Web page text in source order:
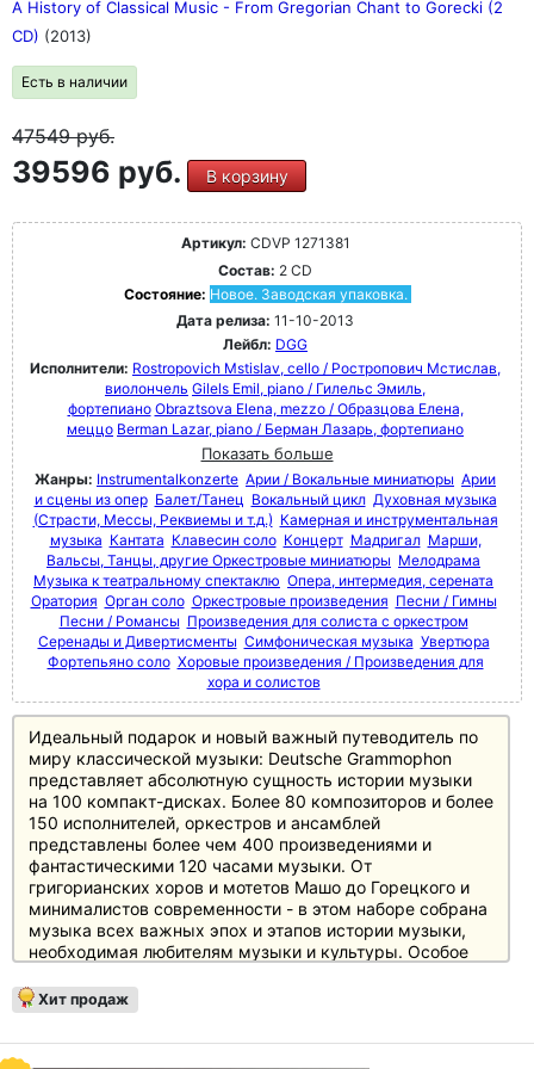
A History of Classical Music - From Gregorian Chant to Gorecki (2
CD) (2013)
Есть в наличии
47549руб.
39596 руб. В корзину
Артикул: CDVP 1271381
Состав: 2 CD
Состояние: Новое. Заводская упаковка.
Дата релиза: 11-10-2013
Лейбл: DGG
Исполнители: Rostropovich Mstislav, cello / Ростропович Мстислав,
виолончель Gilels Emil, piano / Гилельс Эмиль,
фортепиано Obraztsova Elena, mezzo / Образцова Елена,
меццо Berman Lazar, piano / Берман Лазарь, фортепиано
Показать больше
Жанры: Instrumentalkonzerte Арии / Вокальные миниатюры Арии
и сцены из опер Балет/Танец Вокальный цикл Духовная музыка
(Страсти, Мессы, Реквиемы и т.д.) Камерная и инструментальная
музыка Кантата Клавесин соло Концерт Мадригал Марши,
Вальсы, Танцы, другие Оркестровые миниатюры Мелодрама
Музыка к театральному спектаклю Опера, интермедия, серената
Оратория Орган соло Оркестровые произведения Песни / Гимны
Песни / Романсы Произведения для солиста с оркестром
Серенады и Дивертисменты Симфоническая музыка Увертюра
Фортепьяно соло Хоровые произведения / Произведения для
хора и солистов
Идеальный подарок и новый важный путеводитель по
миру классической музыки: Deutsche Grammophon
представляет абсолютную сущность истории музыки
на 100 компакт-дисках. Более 80 композиторов и более
150 исполнителей, оркестров и ансамблей
представлены более чем 400 произведениями и
фантастическими 120 часами музыки. От
григорианских хоров и мотетов Машо до Горецкого и
минималистов современности - в этом наборе собрана
музыка всех важных эпох и этапов истории музыки,
необходимая любителям музыки и культуры. Особое
классиками и романтиками, а также XX веку, который
представлен в боксе не менее чем 20 дисками.
полноцветный буклет с новым эссе британского автора
Хит продаж